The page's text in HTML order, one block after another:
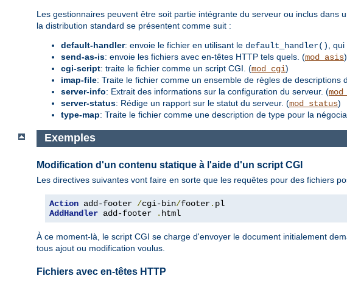
Les gestionnaires peuvent être soit partie intégrante du serveur ou inclus dans
la distribution standard se présentent comme suit :
default-handler: envoie le fichier en utilisant le default_handler()
,
send-as-is: envoie les fichiers avec en-têtes HTTP tels quels. (mod_asis)
cgi-script: traite le fichier comme un script CGI. (mod_cgi)
imap-file: Traite le fichier comme un ensemble de règles de descriptions
server-info: Extrait des informations sur la configuration du serveur. (
server-status: Rédige un rapport sur le statut du serveur. (mod_status)
type-map: Traite le fichier comme une description de type pour la
Exemples
Modification d'un contenu statique à l'aide d'un script CGI
Les directives suivantes vont faire en sorte que les requêtes pour des fichiers
Action add-footer /cgi-bin/footer.
AddHandler add-footer . html
À ce moment-là, le script CGI se charge d'envoyer le document initialement
tous ajout ou modification voulus.
Fichiers avec en-têtes HTTP